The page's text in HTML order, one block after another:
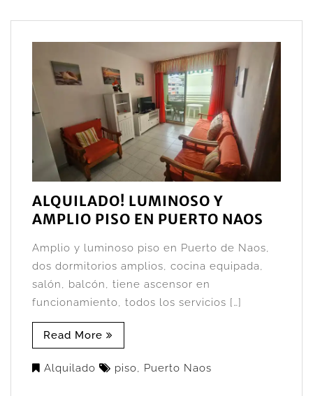
ALQUILADO! LUMINOSO Y
AMPLIO PISO EN PUERTO NAOS
Amplio y luminoso piso en Puerto de Naos,
dos dormitorios amplios, cocina equipada,
salón, balcón, tiene ascensor en
funcionamiento, todos los servicios […]
Read More
Alquilado piso, Puerto Naos